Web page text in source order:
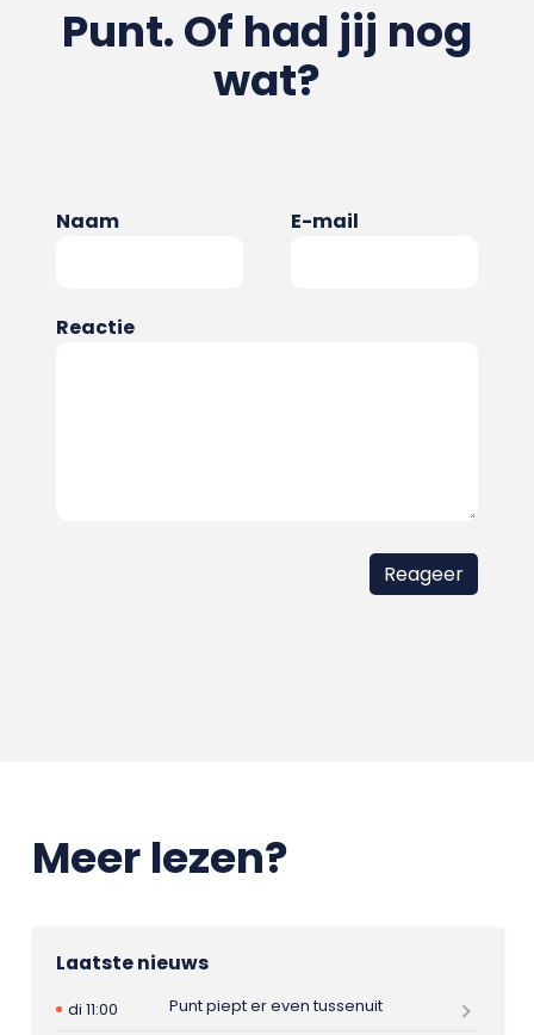
Punt. Of had jij nog
wat?
Naam E-mail
Reactie
Meer lezen?
Laatste nieuws
di 11:00
Punt piept er even tussenuit